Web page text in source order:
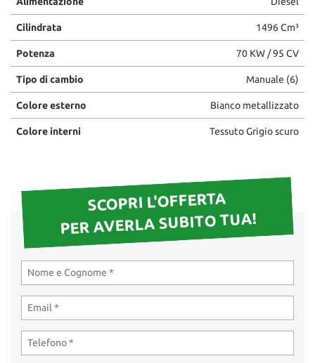
Cilindrata 1496 Cm³
Potenza 70 KW / 95 CV
Tipo di cambio Manuale (6)
Colore esterno Bianco metallizzato
Colore interni Tessuto Grigio scuro
SCOPRI L'OFFERTA
PER AVERLA SUBITO TUA!
questi
strumenti
di
tracciamento
si
rimanda
cookie
policy.
le
tue
scelte
in
qualsiasi